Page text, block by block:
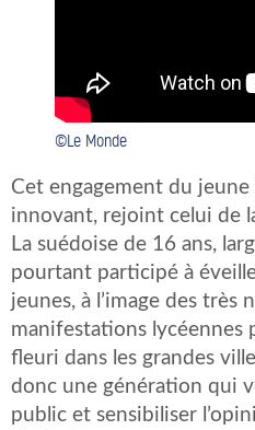
©Le Monde
Cet engagement du
innovant, rejoint celui de
La suédoise de 16 ans,
pourtant participé à
jeunes, à l’image des très
manifestations lycéennes
fleuri dans les grandes
donc une génération qui
public et sensibiliser